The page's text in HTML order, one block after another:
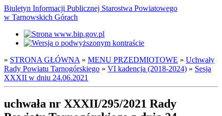
Biuletyn Informacji Publicznej Starostwa Powiatowego
w Tarnowskich Górach
» STRONA GŁÓWNA » MENU PRZEDMIOTOWE » Uchwały
Rady Powiatu Tarnogórskiego » VI kadencja (2018-2024) » Sesja
XXXII w dniu 24.06.2021
uchwała nr XXXII/295/2021 Rady